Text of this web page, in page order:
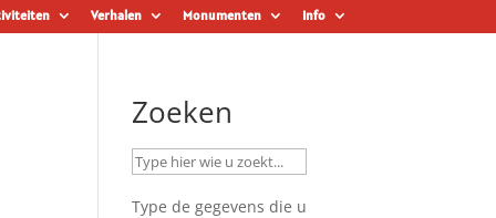
Verhalen Monumenten Info
Zoeken
Type de gegevens die u